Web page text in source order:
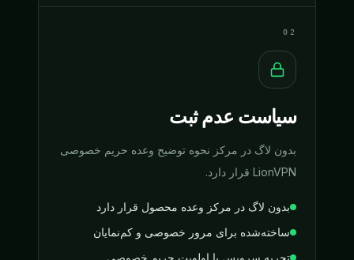
سیاست عدم ثبت
بدون لاگ در مرکز نحوه توضیح وعده حریم خصوصی
LionVPN قرار دارد.
بدون لاگ در مرکز وعده محصول قرار دارد
ساخته‌شده برای مرور خصوصی و کم‌نمایان
تجربه سرویس با اولویت حریم خصوصی